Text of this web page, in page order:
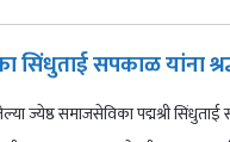
सिंधुताई सपकाळ यांना
ज्येष्ठ समाजसेविका पद्मश्री